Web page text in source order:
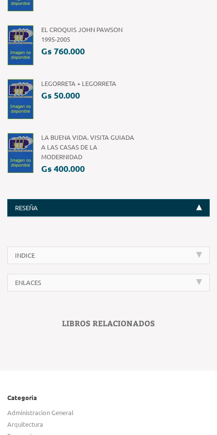
EL CROQUIS JOHN PAWSON
1995-2005
Gs 760.000
LEGORRETA + LEGORRETA
Gs 50.000
LA BUENA VIDA. VISITA GUIADA
A LAS CASAS DE LA
MODERNIDAD
Gs 400.000
RESEÑA
INDICE
ENLACES
LIBROS RELACIONADOS
Categoria
Administracion General
Arquitectura